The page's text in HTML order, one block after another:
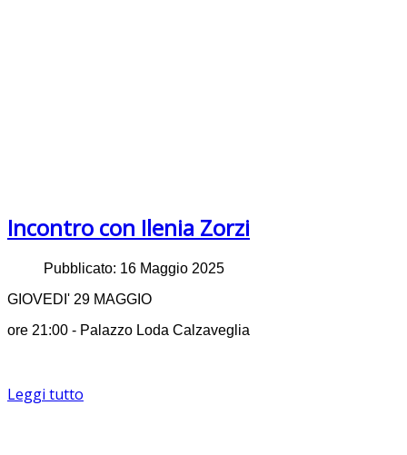
Incontro con Ilenia Zorzi
Pubblicato: 16 Maggio 2025
GIOVEDI' 29 MAGGIO
ore 21:00 - Palazzo Loda Calzaveglia
Leggi tutto